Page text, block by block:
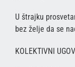
U štrajku
bez želje da se
KOLEKTIVNI